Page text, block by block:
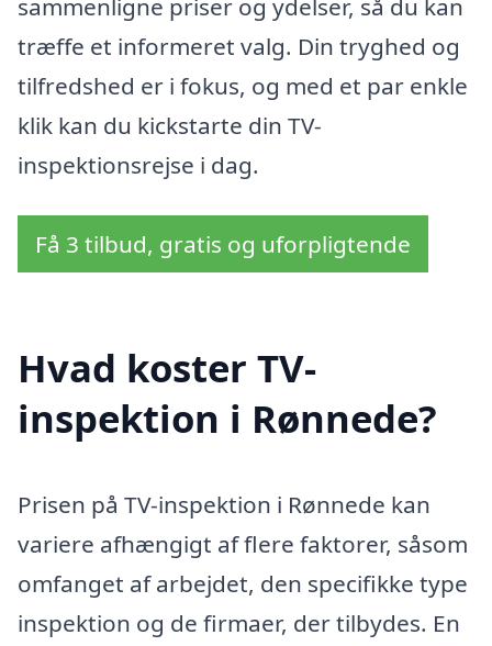
sammenligne priser og ydelser, så du kan
træffe et informeret valg. Din tryghed og
tilfredshed er i fokus, og med et par enkle
klik kan du kickstarte din TV-
inspektionsrejse i dag.
Få 3 tilbud, gratis og uforpligtende
Hvad koster TV-
inspektion i Rønnede?
Prisen på TV-inspektion i Rønnede kan
variere afhængigt af flere faktorer, såsom
omfanget af arbejdet, den specifikke type
inspektion og de firmaer, der tilbydes. En